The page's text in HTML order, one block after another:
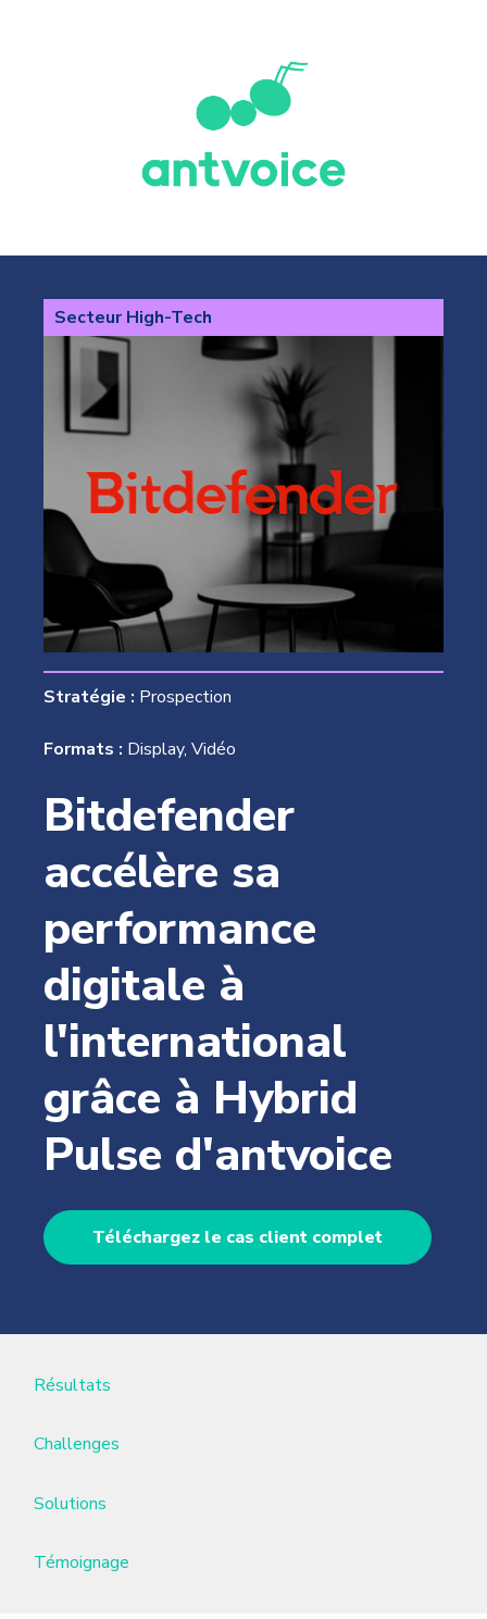
Secteur High-Tech
Stratégie : Prospection
Formats : Display, Vidéo
Bitdefender
accélère sa
performance
digitale à
l'international
grâce à Hybrid
Pulse d'antvoice
Téléchargez le cas client complet
Résultats
Challenges
Solutions
Témoignage